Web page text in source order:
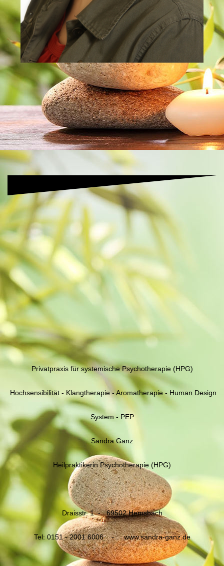
Privatpraxis für systemische Psychotherapie (HPG)
Hochsensibilität - Klangtherapie - Aromatherapie - Human Design
System - PEP
Sandra Ganz
Heilpraktikerin Psychotherapie (HPG)
Draisstr. 1 - 69502 Hemsbach
Tel: 0151 - 2001 6006 - www.sandra-ganz.de